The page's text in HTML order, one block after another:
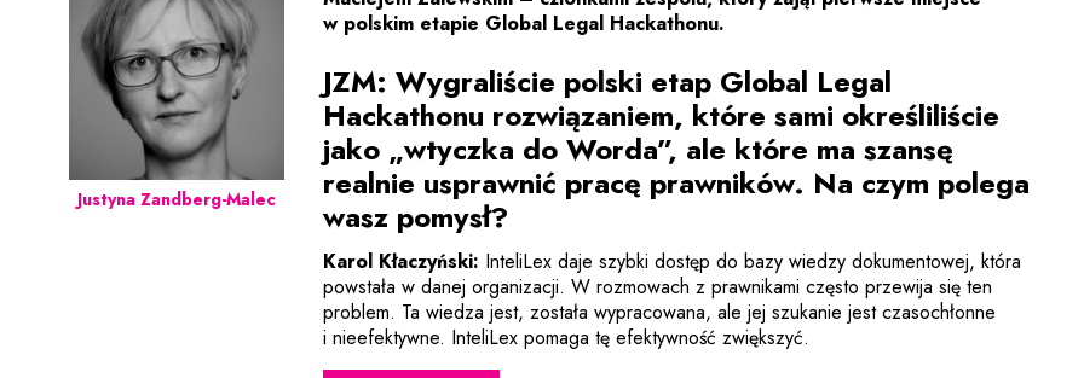
w polskim etapie Global Legal Hackathonu.
JZM: Wygraliście polski etap Global Legal
Hackathonu rozwiązaniem, które sami określiliście
jako „wtyczka do Worda”, ale które ma szansę
realnie usprawnić pracę prawników. Na czym polega
wasz pomysł?
Karol Kłaczyński: InteliLex daje szybki dostęp do bazy wiedzy dokumentowej, która
powstała w danej organizacji. W rozmowach z prawnikami często przewija się ten
problem. Ta wiedza jest, została wypracowana, ale jej szukanie jest czasochłonne
i nieefektywne. InteliLex pomaga tę efektywność zwiększyć.
Justyna Zandberg-Malec